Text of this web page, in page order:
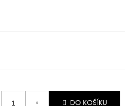
DO KOŠÍKU